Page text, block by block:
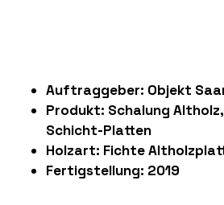
Auftraggeber: Objekt
Produkt: Schalung
Schicht-Platten
Holzart: Fichte
Fertigstellung: 2019